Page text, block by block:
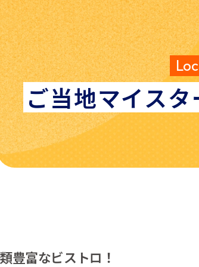
ご当地マイスタ
豊富なビストロ！